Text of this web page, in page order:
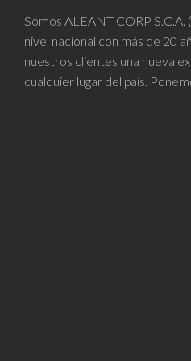
Somos ALEANT CORP
nivel nacional con más de 20
nuestros clientes una nueva
cualquier lugar del país.